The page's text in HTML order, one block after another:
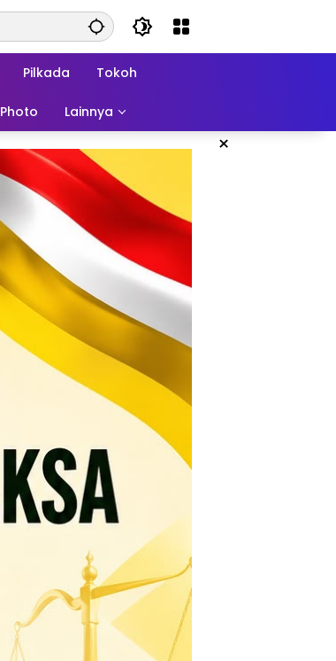
Pilkada Tokoh
Photo Lainnya
×